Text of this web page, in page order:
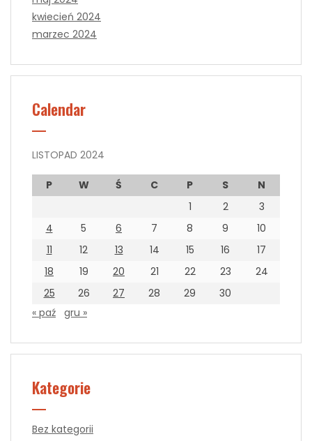
kwiecień 2024
marzec 2024
Calendar
LISTOPAD 2024
P W Ś C P S
N
1
2
3
4
5 6 7 8 9
10
11
12 13 14 15 16
17
18
19 20 21 22 23
24
25
26 27 28 29
30
« paź gru »
Kategorie
Bez kategorii